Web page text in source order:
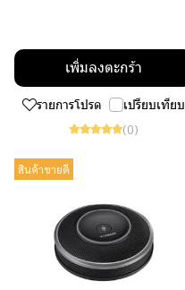
เพิ่มลงตะกร้า
รายการโปรด เปรียบเทียบ
(0)
สินค้าขายดี